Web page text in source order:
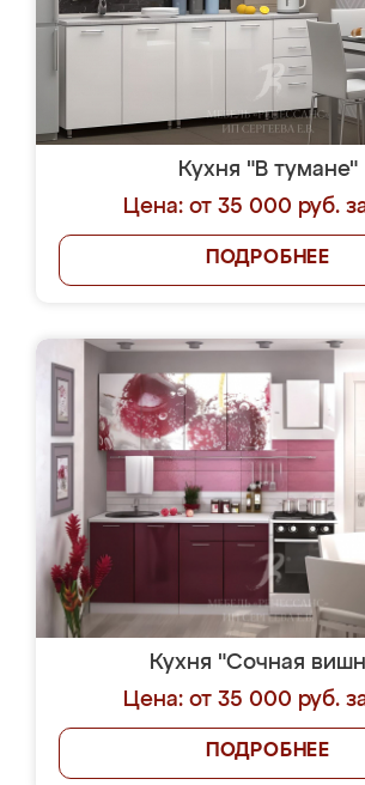
Кухня "В тумане"
Цена: от 35 000 руб.
ПОДРОБНЕЕ
Кухня "Сочная
Цена: от 35 000 руб.
ПОДРОБНЕЕ